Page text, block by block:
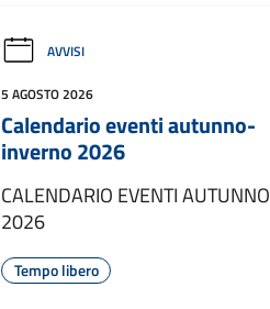
AVVISI
5 AGOSTO 2026
Calendario eventi autunno-
inverno 2026
CALENDARIO EVENTI AUTUNNO
2026
Tempo libero